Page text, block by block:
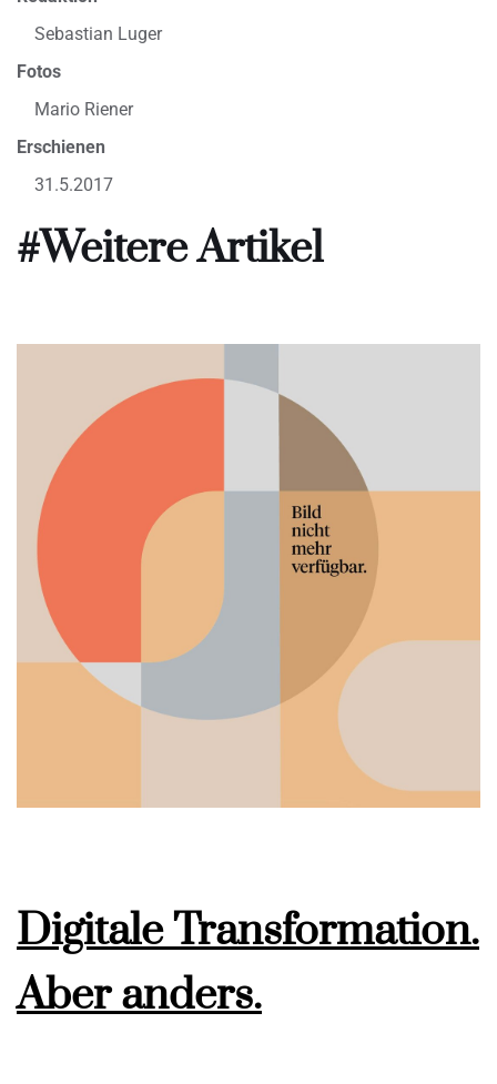
Sebastian Luger
Fotos
Mario Riener
Erschienen
31.5.2017
#Weitere Artikel
Digitale Transformation.
Aber anders.